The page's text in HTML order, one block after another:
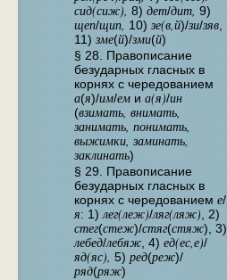
сид(сиж), 8) дет/дит, 9)
щеп/щип, 10) зе(в,й)/зи/зяв,
11) зме(й)/зми(й)
§ 28. Правописание
безударных гласных в
корнях с чередованием
а(я)/им/еми а(я)/ин
(взимать, внимать,
занимать, понимать,
выжимки, заминать,
заклинать)
§ 29. Правописание
безударных гласных в
корнях с чередованием е/
я: 1) лег(леж)/ляг(ляж) , 2)
стег(стеж)/стяг(стяж), 3)
лебед/лебяж, 4) ед(ес,е)/
яд(яс), 5) ред(реж)/
ряд(ряж)